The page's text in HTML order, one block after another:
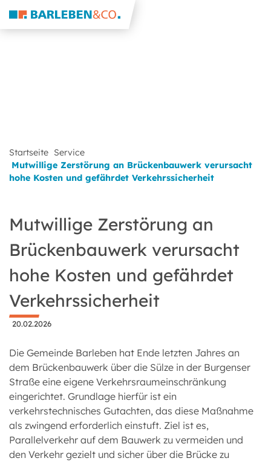
Startseite Service
Mutwillige Zerstörung an Brückenbauwerk verursacht
hohe Kosten und gefährdet Verkehrssicherheit
Mutwillige Zerstörung an
Brückenbauwerk verursacht
hohe Kosten und gefährdet
Verkehrssicherheit
20.02.2026
Die Gemeinde Barleben hat Ende letzten Jahres an
dem Brückenbauwerk über die Sülze in der Burgenser
Straße eine eigene Verkehrsraumeinschränkung
eingerichtet. Grundlage hierfür ist ein
verkehrstechnisches Gutachten, das diese Maßnahme
als zwingend erforderlich einstuft. Ziel ist es,
Parallelverkehr auf dem Bauwerk zu vermeiden und
den Verkehr gezielt und sicher über die Brücke zu